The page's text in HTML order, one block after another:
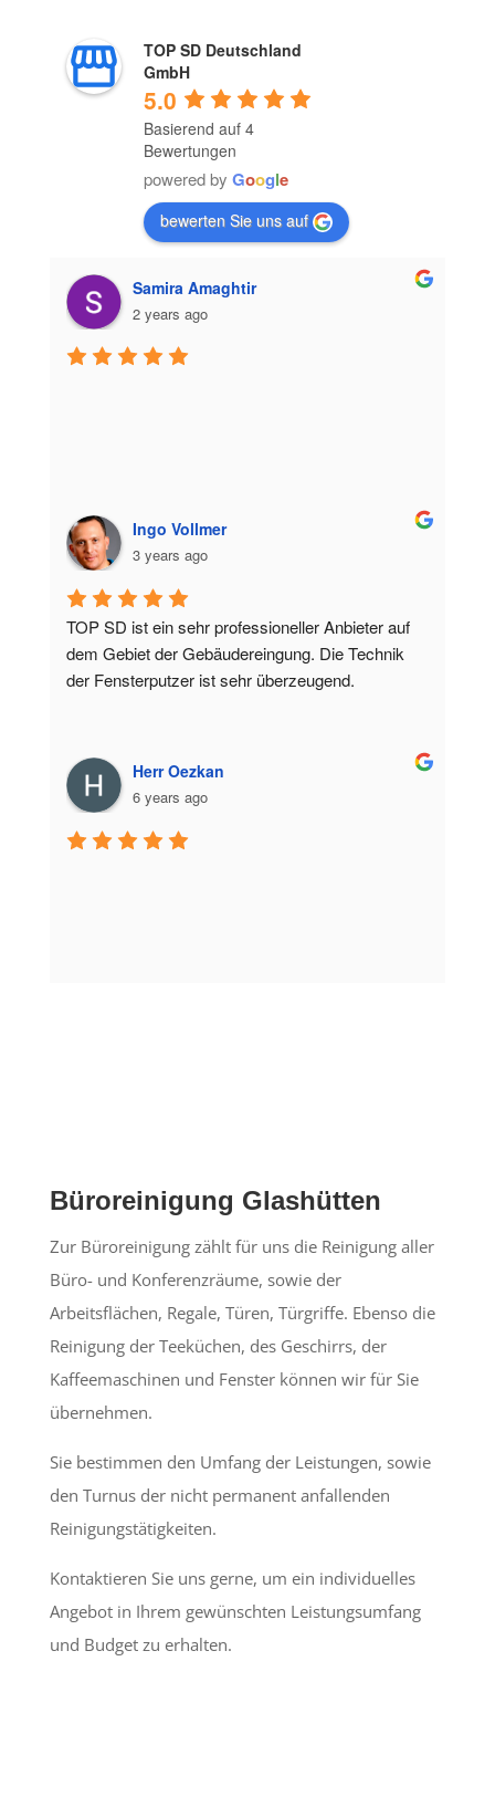
TOP SD Deutschland
GmbH
5.0
Basierend auf 4
Bewertungen
powered by Google
bewerten Sie uns auf
Samira Amaghtir
2 years ago
Ingo Vollmer
3 years ago
TOP SD ist ein sehr professioneller Anbieter auf
dem Gebiet der Gebäudereingung. Die Technik
der Fensterputzer ist sehr überzeugend.
Herr Oezkan
6 years ago
Büroreinigung Glashütten
Zur Büroreinigung zählt für uns die Reinigung aller
Büro- und Konferenzräume, sowie der
Arbeitsflächen, Regale, Türen, Türgriffe. Ebenso die
Reinigung der Teeküchen, des Geschirrs, der
Kaffeemaschinen und Fenster können wir für Sie
übernehmen.
Sie bestimmen den Umfang der Leistungen, sowie
den Turnus der nicht permanent anfallenden
Reinigungstätigkeiten.
Kontaktieren Sie uns gerne, um ein individuelles
Angebot in Ihrem gewünschten Leistungsumfang
und Budget zu erhalten.